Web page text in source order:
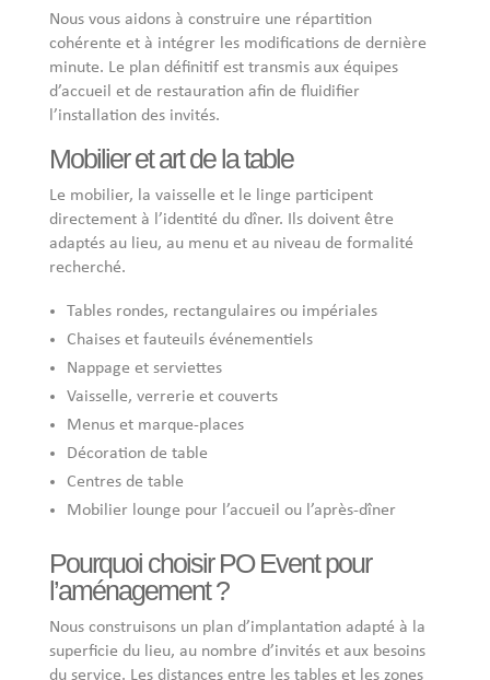
Nous vous aidons à construire une répartition
cohérente et à intégrer les modifications de dernière
minute. Le plan définitif est transmis aux équipes
d’accueil et de restauration afin de fluidifier
l’installation des invités.
Mobilier et art de la table
Le mobilier, la vaisselle et le linge participent
directement à l’identité du dîner. Ils doivent être
adaptés au lieu, au menu et au niveau de formalité
recherché.
Tables rondes, rectangulaires ou impériales
Chaises et fauteuils événementiels
Nappage et serviettes
Vaisselle, verrerie et couverts
Menus et marque-places
Décoration de table
Centres de table
Mobilier lounge pour l’accueil ou l’après-dîner
Pourquoi choisir PO Event pour
l’aménagement ?
Nous construisons un plan d’implantation adapté à la
superficie du lieu, au nombre d’invités et aux besoins
du service. Les distances entre les tables et les zones